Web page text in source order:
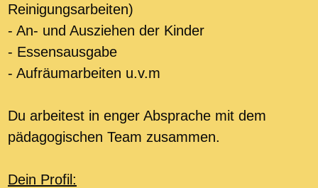
Reinigungsarbeiten)
- An- und Ausziehen der Kinder
- Essensausgabe
- Aufräumarbeiten u.v.m
Du arbeitest in enger Absprache mit dem
pädagogischen Team zusammen.
Dein Profil: